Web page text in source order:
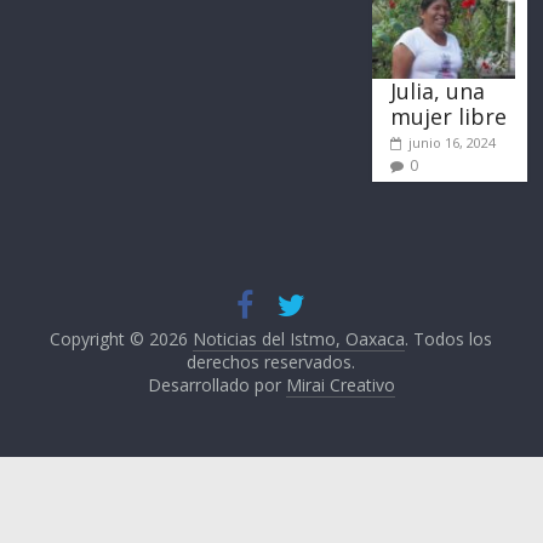
Julia, una
mujer libre
junio 16, 2024
0
Copyright © 2026 Noticias del Istmo, Oaxaca. Todos los
derechos reservados.
Desarrollado por Mirai Creativo